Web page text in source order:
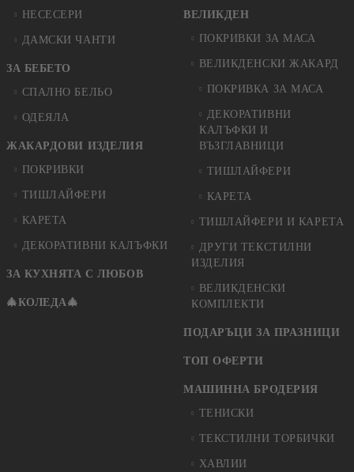
НЕСЕСЕРИ
ДАМСКИ ЧАНТИ
ЗА БЕБЕТО
СПАЛНО БЕЛЬО
ОДЕЯЛА
ЖАКАРДОВИ ИЗДЕЛИЯ
ПОКРИВКИ
ТИШЛАЙФЕРИ
КАРЕТА
ДЕКОРАТИВНИ КАЛЪФКИ
ЗА КУХНЯТА С ЛЮБОВ
🎄КОЛЕДА🎄
ВЕЛИКДЕН
ПОКРИВКИ ЗА МАСА
ВЕЛИКДЕНСКИ ЖАКАРД
ПОКРИВКА ЗА МАСА
ДЕКОРАТИВНИ
КАЛЪФКИ И
ВЪЗГЛАВНИЦИ
ТИШЛАЙФЕРИ
КАРЕТА
ТИШЛАЙФЕРИ И КАРЕТА
ДРУГИ ТЕКСТИЛНИ
ИЗДЕЛИЯ
ВЕЛИКДЕНСКИ
КОМПЛЕКТИ
ПОДАРЪЦИ ЗА ПРАЗНИЦИ
ТОП ОФЕРТИ
МАШИННА БРОДЕРИЯ
ТЕНИСКИ
ТЕКСТИЛНИ ТОРБИЧКИ
ХАВЛИИ